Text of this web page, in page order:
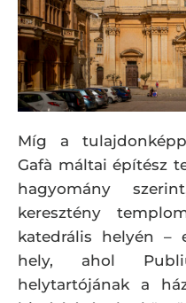
Míg a
Gafà máltai építész
hagyomány
keresztény
katedrális helyén –
hely, ahol
helytartójának a